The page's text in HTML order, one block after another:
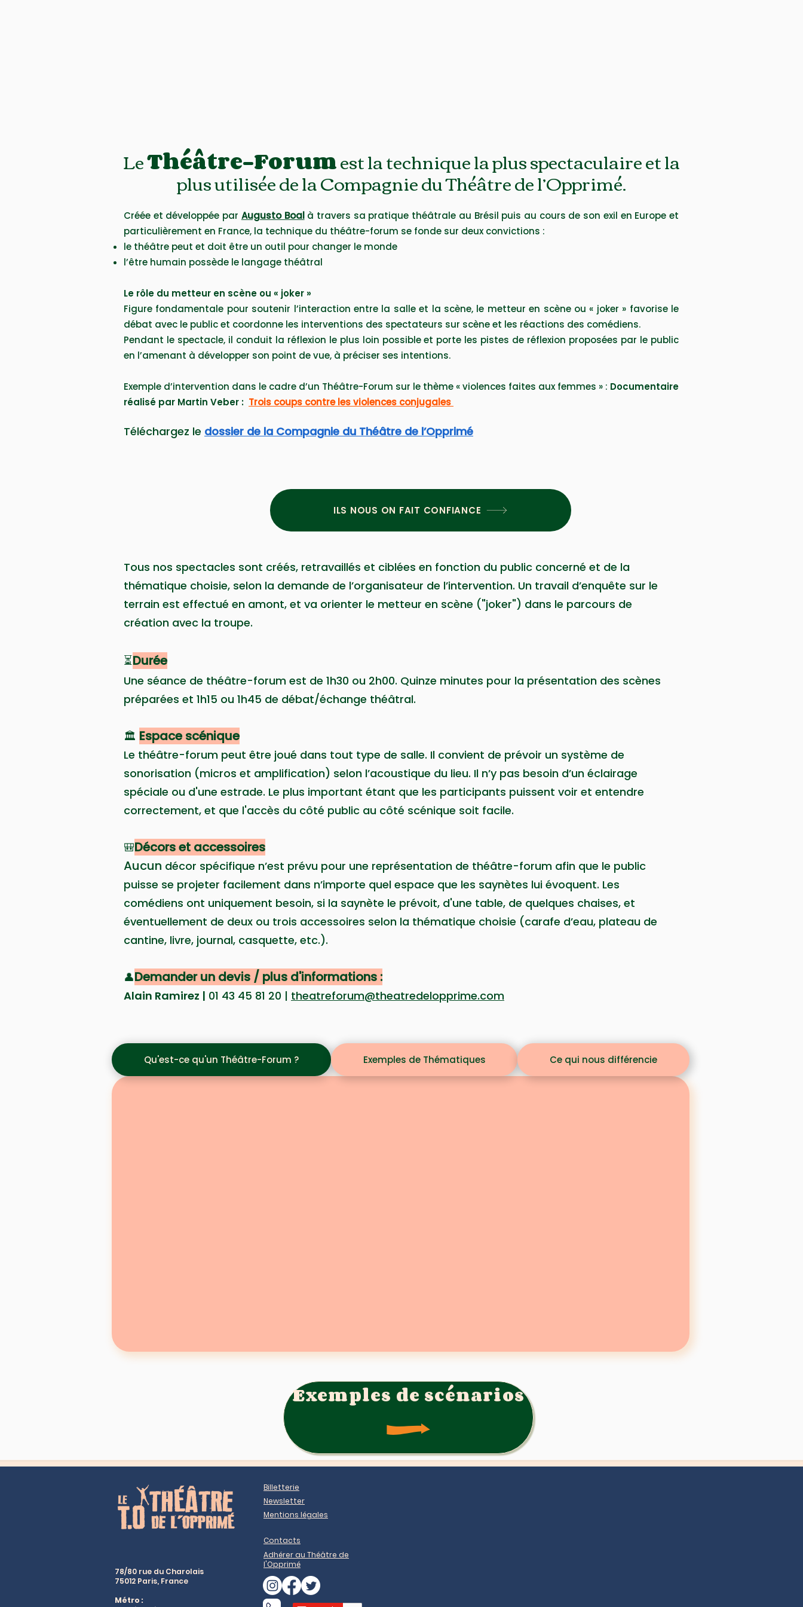
LeThéâtre-Forumest la technique la plus spectaculaire et la
plus utilisée de la Compagnie du Théâtre de l’Opprimé.
Créée et développée par Augusto Boalà travers sa pratique théâtrale au Brésil puis au cours de son exil en Europe et
particulièrement en France, la technique du théâtre-forum se fonde sur deux convictions :
le théâtre peut et doit être un outil pour changer le monde
l’être humain possède le langage théâtral
Le rôle du metteur en scène ou « joker »
Figure fondamentale pour soutenir l’interaction entre la salle et la scène, le metteur en scène ou « joker » favorise le
débat avec le public et coordonne les interventions des spectateurs sur scène et les réactions des comédiens.
Pendant le spectacle, il conduit la réflexion le plus loin possible et porte les pistes de réflexion proposées par le public
en l’amenant à développer son point de vue, à préciser ses intentions.
Exemple d’intervention dans le cadre d’un Théâtre-Forum sur le thème « violences faites aux femmes » : Documentaire
réalisé par Martin Veber : Trois coups contre les violences conjugales
Téléchargez le dossier de la Compagnie du Théâtre de l’Opprimé
ILS NOUS ON FAIT CONFIANCE
Tous nos spectacles sont créés, retravaillés et ciblées en fonction du public concerné et de la
thématique choisie, selon la demande de l’organisateur de l’intervention. Un travail d’enquête sur le
terrain est effectué en amont, et va orienter le metteur en scène ("joker") dans le parcours de
création avec la troupe.
⏳Durée
Une séance de théâtre-forum est de 1h30 ou 2h00. Quinze minutes pour la présentation des scènes
préparées et 1h15 ou 1h45 de débat/échange théâtral.
🏛 Espace scénique
Le théâtre-forum peut être joué dans tout type de salle. Il convient de prévoir un système de
sonorisation (micros et amplification) selon l’acoustique du lieu. Il n’y pas besoin d’un éclairage
spéciale ou d'une estrade. Le plus important étant que les participants puissent voir et entendre
correctement, et que l'accès du côté public au côté scénique soit facile.
🎒Décors et accessoires
Aucun décor spécifique n’est prévu pour une représentation de théâtre-forum afin que le public
puisse se projeter facilement dans n’importe quel espace que les saynètes lui évoquent. Les
comédiens ont uniquement besoin, si la saynète le prévoit, d'une table, de quelques chaises, et
éventuellement de deux ou trois accessoires selon la thématique choisie (carafe d’eau, plateau de
cantine, livre, journal, casquette, etc.).
👤Demander un devis / plus d'informations :
Alain Ramirez | 01 43 45 81 20 | theatreforum@theatredelopprime.com
Qu'est-ce qu'un Théâtre-Forum ? Exemples de Thématiques Ce qui nous différencie
Exemples de scénarios
Billetterie
Newsletter
Mentions légales
Contacts
78/80 rue du Charolais
75012 Paris, France
Métro :
Adhérer au Théâtre de
l'Opprimé